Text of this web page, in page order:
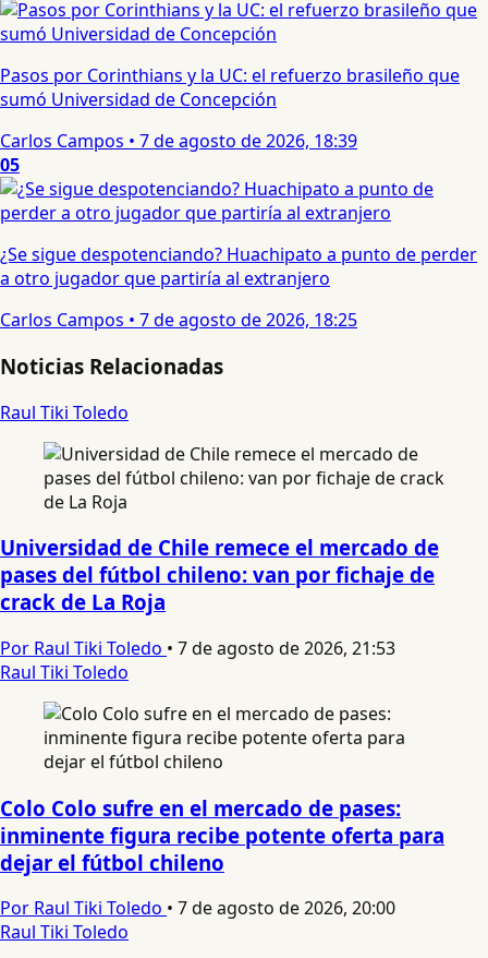
Pasos por Corinthians y la UC: el refuerzo brasileño que
sumó Universidad de Concepción
Carlos Campos • 7 de agosto de 2026, 18:39
05
¿Se sigue despotenciando? Huachipato a punto de perder
a otro jugador que partiría al extranjero
Carlos Campos • 7 de agosto de 2026, 18:25
Noticias Relacionadas
Raul Tiki Toledo
Universidad de Chile remece el mercado de
pases del fútbol chileno: van por fichaje de
crack de La Roja
Por Raul Tiki Toledo • 7 de agosto de 2026, 21:53
Raul Tiki Toledo
Colo Colo sufre en el mercado de pases:
inminente figura recibe potente oferta para
dejar el fútbol chileno
Por Raul Tiki Toledo • 7 de agosto de 2026, 20:00
Raul Tiki Toledo